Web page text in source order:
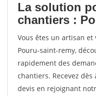
La solution
chantiers :
Vous êtes un artisan
Pouru-saint-remy,
rapidement des
chantiers. Recevez
devis en rejoignant